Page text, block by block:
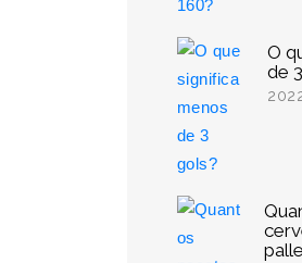
O
de